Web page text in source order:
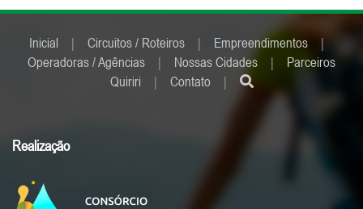
Inicial | Circuitos / Roteiros | Empreendimentos
|
Operadoras / Agências
| Nossas Cidades |
Parceiros
Quiriri
| Contato |
Realização